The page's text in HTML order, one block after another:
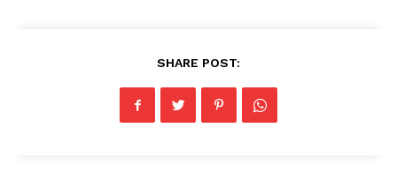
SHARE POST: